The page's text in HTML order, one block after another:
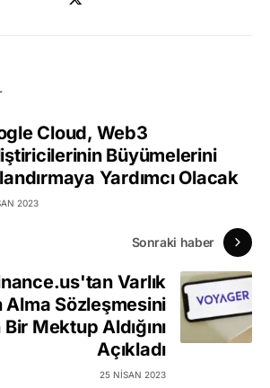
Cloud, Web3
Büyümelerini
Yardımcı Olacak
2023
Sonraki haber
Varlık
Alma Sözleşmesini
Mektup Aldığını
Açıkladı
25 NISAN 2023